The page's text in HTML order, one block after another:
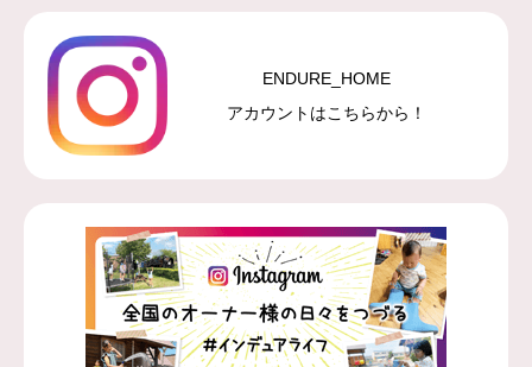
ENDURE_HOME
アカウントはこちらから！